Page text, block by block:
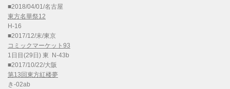
■2018/04/01/名古屋
東方名華祭12
H-16
■2017/12/末/東京
コミックマーケット93
1日目(29日) 東 N-43b
■2017/10/22/大阪
第13回東方紅楼夢
き-02ab